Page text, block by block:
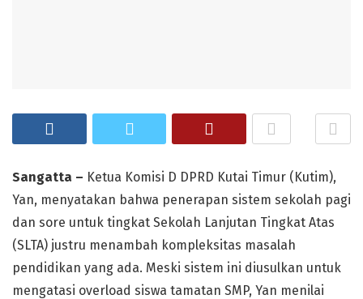
Sangatta – Ketua Komisi D DPRD Kutai Timur (Kutim),
Yan, menyatakan bahwa penerapan sistem sekolah pagi
dan sore untuk tingkat Sekolah Lanjutan Tingkat Atas
(SLTA) justru menambah kompleksitas masalah
pendidikan yang ada. Meski sistem ini diusulkan untuk
mengatasi overload siswa tamatan SMP, Yan menilai